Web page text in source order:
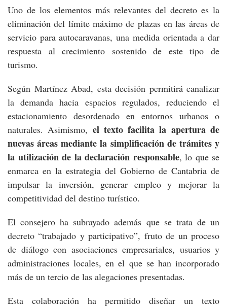
Uno de los elementos más relevantes del decreto es la
eliminación del límite máximo de plazas en las áreas de
servicio para autocaravanas, una medida orientada a dar
respuesta al crecimiento sostenido de este tipo de
turismo.
Según Martínez Abad, esta decisión permitirá canalizar
la demanda hacia espacios regulados, reduciendo el
estacionamiento desordenado en entornos urbanos o
naturales. Asimismo, el texto facilita la apertura de
nuevas áreas mediante la simplificación de trámites y
la utilización de la declaración responsable, lo que se
enmarca en la estrategia del Gobierno de Cantabria de
impulsar la inversión, generar empleo y mejorar la
competitividad del destino turístico.
El consejero ha subrayado además que se trata de un
decreto “trabajado y participativo”, fruto de un proceso
de diálogo con asociaciones empresariales, usuarios y
administraciones locales, en el que se han incorporado
más de un tercio de las alegaciones presentadas.
Esta colaboración ha permitido diseñar un texto